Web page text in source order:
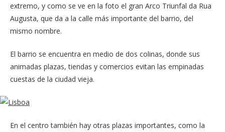
extremo, y como se ve en la foto el gran Arco Triunfal da Rua
Augusta, que da a la calle más importante del barrio, del
mismo nombre.
El barrio se encuentra en medio de dos colinas, donde sus
animadas plazas, tiendas y comercios evitan las empinadas
cuestas de la ciudad vieja.
En el centro también hay otras plazas importantes, como la